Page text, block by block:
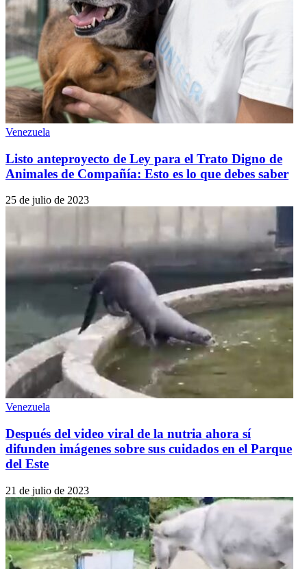
Venezuela
Listo anteproyecto de Ley para el Trato Digno de
Animales de Compañía: Esto es lo que debes saber
25 de julio de 2023
Venezuela
Después del video viral de la nutria ahora sí
difunden imágenes sobre sus cuidados en el Parque
del Este
21 de julio de 2023